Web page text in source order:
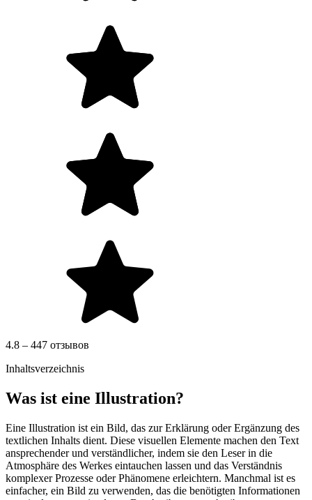
4.8 – 447 отзывов
Inhaltsverzeichnis
Was ist eine Illustration?
Eine Illustration ist ein Bild, das zur Erklärung oder Ergänzung des
textlichen Inhalts dient. Diese visuellen Elemente machen den Text
ansprechender und verständlicher, indem sie den Leser in die
Atmosphäre des Werkes eintauchen lassen und das Verständnis
komplexer Prozesse oder Phänomene erleichtern. Manchmal ist es
einfacher, ein Bild zu verwenden, das die benötigten Informationen